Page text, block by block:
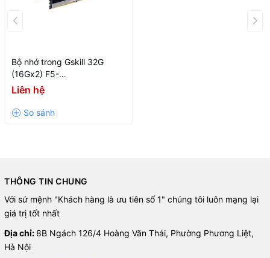
Bộ nhớ trong Gskill 32G
(16Gx2) F5-
5600J4040C16GX2-TZ5RS
Liên hệ
THÔNG TIN CHUNG
Với sứ mệnh "Khách hàng là ưu tiên số 1" chúng tôi luôn mạng lại
giá trị tốt nhất
Địa chỉ: 8B Ngách 126/4 Hoàng Văn Thái, Phường Phương Liệt,
Hà Nội